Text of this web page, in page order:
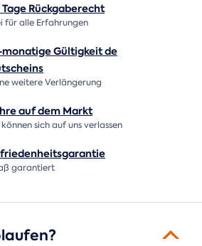
Rückgaberecht
für alle Erfahrungen
monatige Gültigkeit de
weitere Verlängerung
auf demMarkt
können sich auf uns verlassen
garantiert